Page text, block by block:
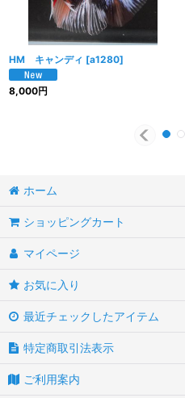
HM キャンディ [a1280]
8,000円
ホーム
ショッピングカート
マイページ
お気に入り
最近チェックしたアイテム
特定商取引法表示
ご利用案内